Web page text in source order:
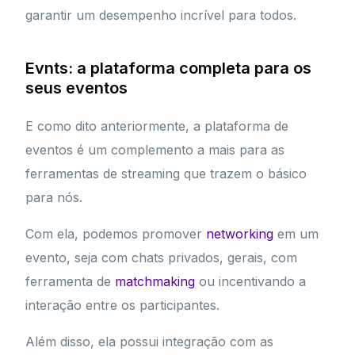
garantir um desempenho incrível para todos.
Evnts: a plataforma completa para os
seus eventos
E como dito anteriormente, a plataforma de
eventos é um complemento a mais para as
ferramentas de streaming que trazem o básico
para nós.
Com ela, podemos promover networking em um
evento, seja com chats privados, gerais, com
ferramenta de matchmaking ou incentivando a
interação entre os participantes.
Além disso, ela possui integração com as